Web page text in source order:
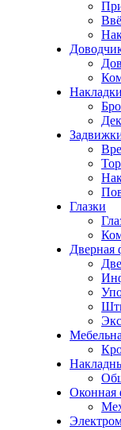
Глазки
Дверная
Оконная